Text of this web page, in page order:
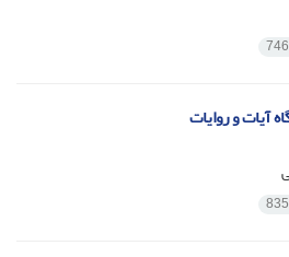
آیات و روایات